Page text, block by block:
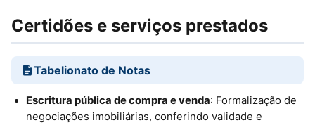
Certidões e serviços prestados
Tabelionato de Notas
Escritura pública de compra e venda: Formalização de
negociações imobiliárias, conferindo validade e